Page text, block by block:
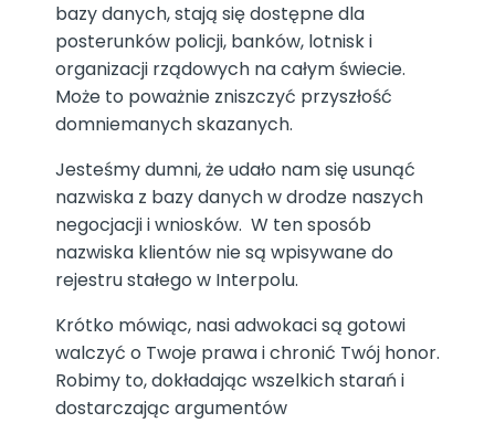
bazy danych, stają się dostępne dla
posterunków policji, banków, lotnisk i
organizacji rządowych na całym świecie.
Może to poważnie zniszczyć przyszłość
domniemanych skazanych.
Jesteśmy dumni, że udało nam się usunąć
nazwiska z bazy danych w drodze naszych
negocjacji i wniosków. W ten sposób
nazwiska klientów nie są wpisywane do
rejestru stałego w Interpolu.
Krótko mówiąc, nasi adwokaci są gotowi
walczyć o Twoje prawa i chronić Twój honor.
Robimy to, dokładając wszelkich starań i
dostarczając argumentów